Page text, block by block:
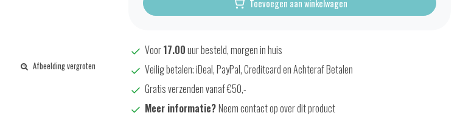
Afbeelding vergroten
Toevoegen aan winkelwagen
Voor17.00uur besteld, morgen in huis
Veilig betalen; iDeal, PayPal, Creditcard en Achteraf Betalen
Gratis verzenden vanaf €50,-
Meer informatie?Neem contact op over dit product